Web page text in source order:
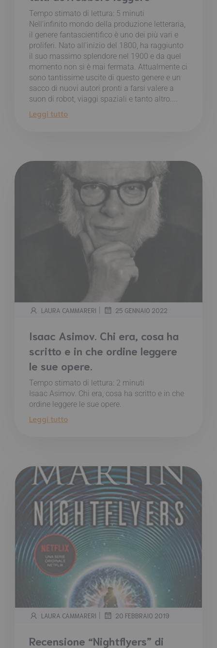
Tempo stimato di lettura: 5 minuti
Nell'infinito mondo della produzione letteraria,
il genere fantascientifico è uno dei più vari e
proliferi. Nato all'inizio del 1800, ha raggiunto
il suo massimo splendore nel 1900 e da quel
momento non si è mai fermata. Attualmente ci
sono tantissime uscite di questo genere e un
sacco di nuovi autori pronti a farsi valere a
suon di robot, viaggi spaziali e tanto altro....
Leggi tutto
LAURA CAMMARERI | 25 GENNAIO 2022
Isaac Asimov. Chi era, cosa ha
scritto e in che ordine leggere
le sue opere.
Tempo stimato di lettura: 2 minuti
Isaac Asimov. Chi era, cosa ha scritto e in che
ordine leggere le sue opere.
Leggi tutto
LAURA CAMMARERI | 20 FEBBRAIO 2019
Recensione “Nightflyers” di